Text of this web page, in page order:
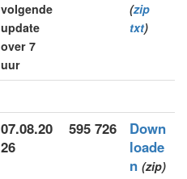
volgende
update
over 7
uur
(zip
txt)
07.08.20
26
595 726
Down
loade
n (zip)